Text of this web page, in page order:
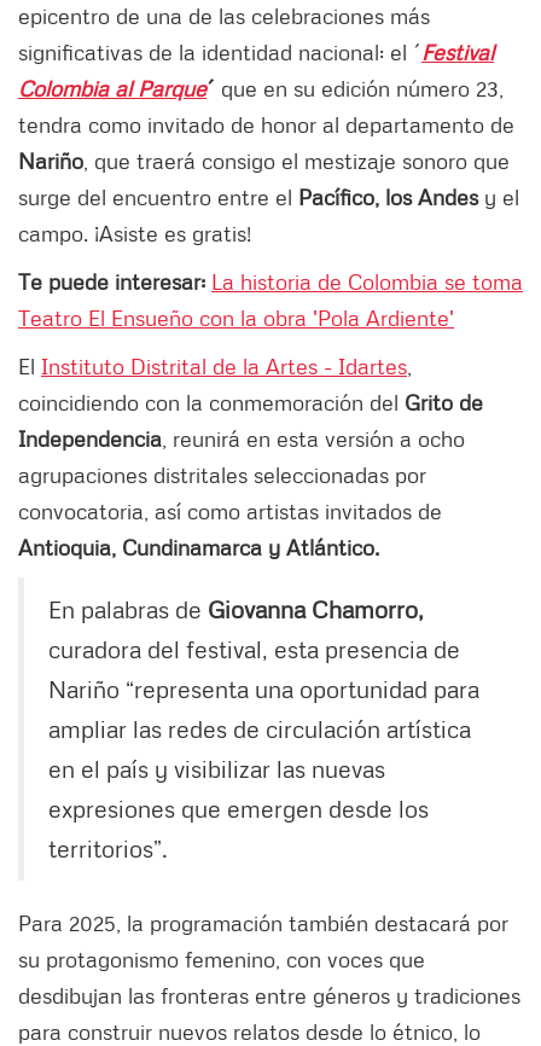
epicentro de una de las celebraciones más
significativas de la identidad nacional: el ´Festival
Colombia al Parque´ que en su edición número 23,
tendra como invitado de honor al departamento de
Nariño , que traerá consigo el mestizaje sonoro que
surge del encuentro entre el Pacífico, los Andesy el
campo. ¡Asiste es gratis!
Te puede interesar: La historia de Colombia se toma
Teatro El Ensueño con la obra 'Pola Ardiente'
El Instituto Distrital de la Artes - Idartes
coincidiendo con la conmemoración del Grito de
Independencia , reunirá en esta versión a ocho
agrupaciones distritales seleccionadas por
convocatoria, así como artistas invitados de
Antioquia, Cundinamarca y Atlántico.
En palabras de Giovanna Chamorro,
curadora del festival, esta presencia de
Nariño “representa una oportunidad para
ampliar las redes de circulación artística
en el país y visibilizar las nuevas
expresiones que emergen desde los
territorios”.
Para 2025, la programación también destacará por
su protagonismo femenino, con voces que
desdibujan las fronteras entre géneros y tradiciones
para construir nuevos relatos desde lo étnico, lo